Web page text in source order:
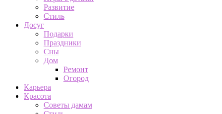
Развитие
Стиль
Досуг
Подарки
Праздники
Сны
Дом
Ремонт
Огород
Карьера
Красота
Советы дамам